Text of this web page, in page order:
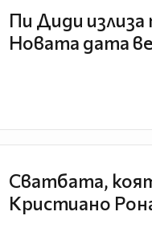
Пи Диди
Новата дата
Сватбата,
Кристиано